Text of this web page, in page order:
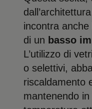
incontra
di un basso
L’utilizzo di
o selettivi,
riscaldamento
mantenendo